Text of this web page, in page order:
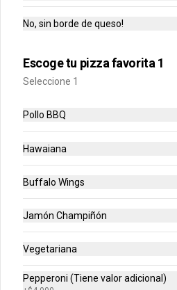
Escoge
Arma Tu Pizza
Arma
Una pizza
No, sin borde de queso!
Escoge tu pizza favorita 1
Seleccione 1
Pollo BBQ
Hawaiana
Buffalo Wings
Jamón Champiñón
Vegetariana
Pepperoni (Tiene valor adicional)